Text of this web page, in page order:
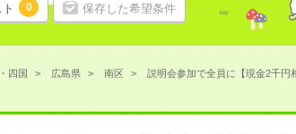
0 保存した希望条件
四国 広島県 南区 説明会参加で全員に【現金2千円